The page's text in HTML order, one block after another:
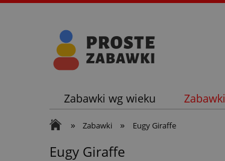
Zabawki wg wieku Zabawki
» Zabawki » Eugy Giraffe
Eugy Giraffe